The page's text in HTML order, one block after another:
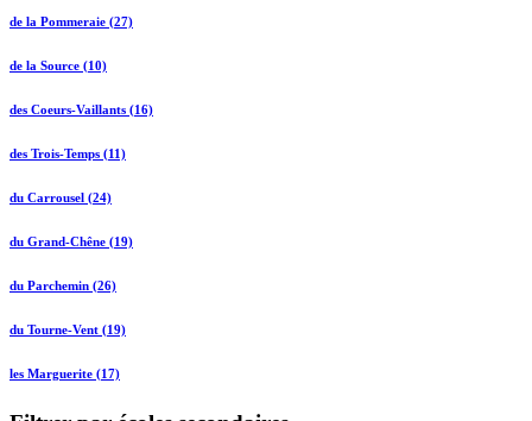
de la Pommeraie (27)
de la Source (10)
des Coeurs-Vaillants (16)
des Trois-Temps (11)
du Carrousel (24)
du Grand-Chêne (19)
du Parchemin (26)
du Tourne-Vent (19)
les Marguerite (17)